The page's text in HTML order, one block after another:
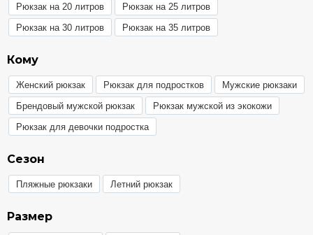
Рюкзак на 20 литров
Рюкзак на 25 литров
Рюкзак на 30 литров
Рюкзак на 35 литров
Кому
Женский рюкзак Рюкзак для подростков
Мужские рюкзаки
Брендовый мужской рюкзак
Рюкзак мужской из экокожи
Рюкзак для девочки подростка
Сезон
Пляжные рюкзаки Летний рюкзак
Размер